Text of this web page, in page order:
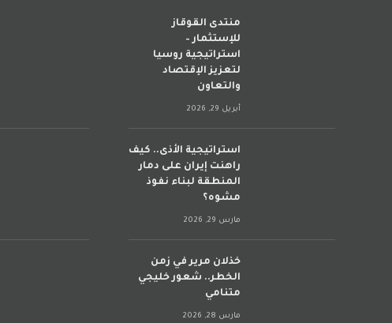
منتدى القوقاز
للإستثمار –
استراتيجية روسيا
لتعزيز الإقتصاد
والتعاون
أبريل 29, 2026
استراتيجية الأذى.. كيف
راهنت إيران على دمار
المنطقة لبناء نفوذ
مشوه؟
مارس 29, 2026
خذلان مرير في زمن
الخطر.. شعور خليجي
متنامي
مارس 28, 2026